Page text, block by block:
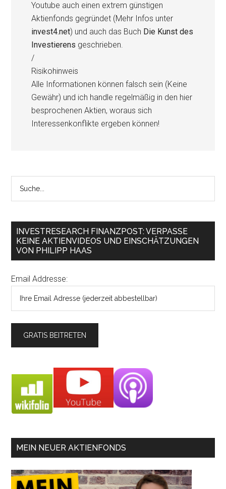
Youtube auch einen extrem günstigen
Aktienfonds gegründet (Mehr Infos unter
invest4.net) und auch das Buch Die Kunst des
Investierens geschrieben.
/
Risikohinweis
Alle Informationen können falsch sein (Keine
Gewähr) und ich handle regelmäßig in den hier
besprochenen Aktien, woraus sich
Interessenkonflikte ergeben können!
INVESTRESEARCH FINANZPOST: VERPASSE
KEINE AKTIENVIDEOS UND EINSCHÄTZUNGEN
VON PHILIPP HAAS
Email Addresse:
MEIN NEUER AKTIENFONDS